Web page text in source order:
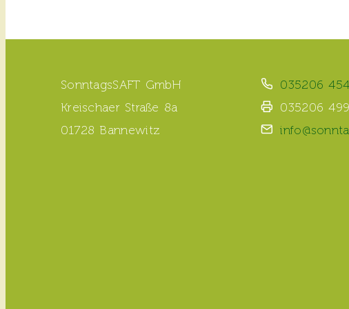
SonntagsSAFT GmbH
Kreischaer Straße 8a
01728 Bannewitz
035206
035206